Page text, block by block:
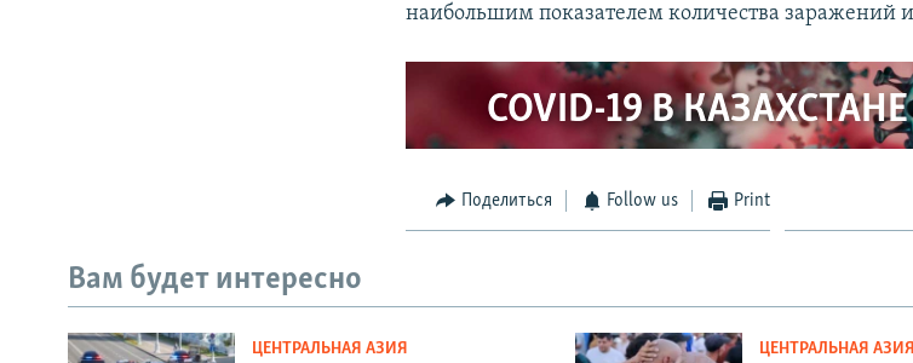
наибольшим показателем количества заражений
COVID-19 В
Поделиться Follow us Print
Вам будет интересно
ЦЕНТРАЛЬНАЯ АЗИЯ ЦЕНТРАЛЬНАЯ АЗИЯ